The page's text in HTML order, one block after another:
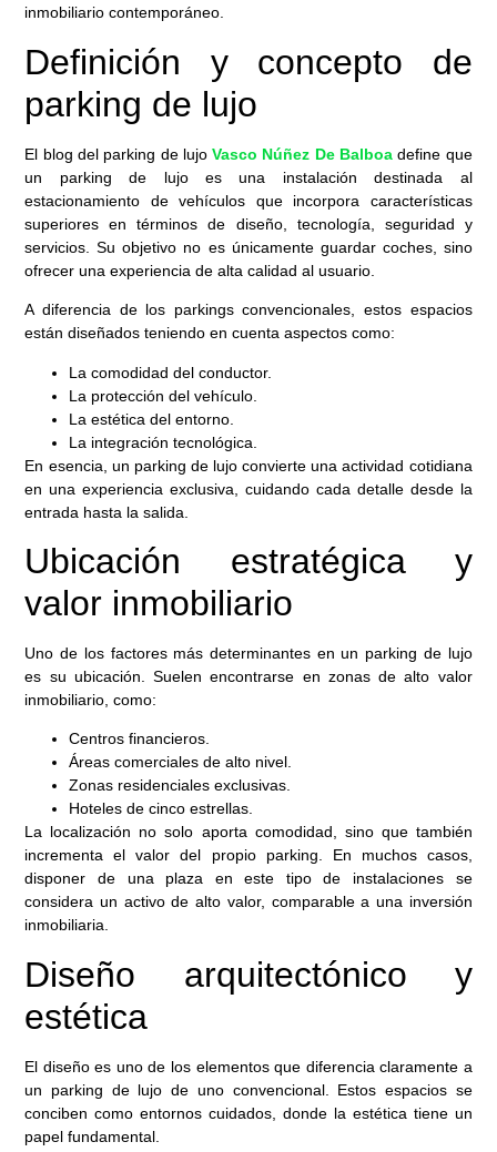
inmobiliario contemporáneo.
Definición y concepto de
parking de lujo
El blog del parking de lujoVasco Núñez De Balboa define que
un parking de lujo es una instalación destinada al
estacionamiento de vehículos que incorpora características
superiores en términos de diseño, tecnología, seguridad y
servicios. Su objetivo no es únicamente guardar coches, sino
ofrecer una experiencia de alta calidad al usuario.
A diferencia de los parkings convencionales, estos espacios
están diseñados teniendo en cuenta aspectos como:
La comodidad del conductor.
La protección del vehículo.
La estética del entorno.
La integración tecnológica.
En esencia, un parking de lujo convierte una actividad cotidiana
en una experiencia exclusiva, cuidando cada detalle desde la
entrada hasta la salida.
Ubicación estratégica y
valor inmobiliario
Uno de los factores más determinantes en un parking de lujo
es su ubicación. Suelen encontrarse en zonas de alto valor
inmobiliario, como:
Centros financieros.
Áreas comerciales de alto nivel.
Zonas residenciales exclusivas.
Hoteles de cinco estrellas.
La localización no solo aporta comodidad, sino que también
incrementa el valor del propio parking. En muchos casos,
disponer de una plaza en este tipo de instalaciones se
considera un activo de alto valor, comparable a una inversión
inmobiliaria.
Diseño arquitectónico y
estética
El diseño es uno de los elementos que diferencia claramente a
un parking de lujo de uno convencional. Estos espacios se
conciben como entornos cuidados, donde la estética tiene un
papel fundamental.